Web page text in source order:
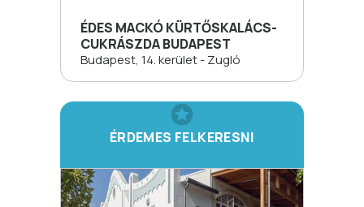
ÉDES MACKÓ KÜRTŐSKALÁCS-
CUKRÁSZDA BUDAPEST
Budapest, 14. kerület - Zugló
ÉRDEMES FELKERESNI